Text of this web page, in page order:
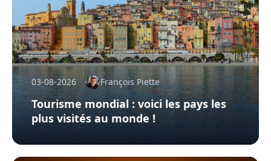
03-08-2026 François Piette
Tourisme mondial : voici les pays les
plus visités au monde !